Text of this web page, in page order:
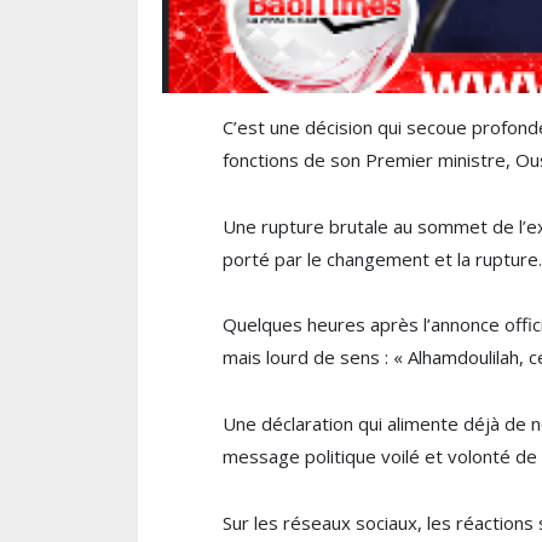
C’est une décision qui secoue
fonctions de son Premier ministre,
Une rupture brutale au sommet de
porté par le changement et la rupture.
Quelques heures après l’annonce
mais lourd de sens : «
Une déclaration qui alimente déjà de
message politique voilé et volonté
Sur les réseaux sociaux, les